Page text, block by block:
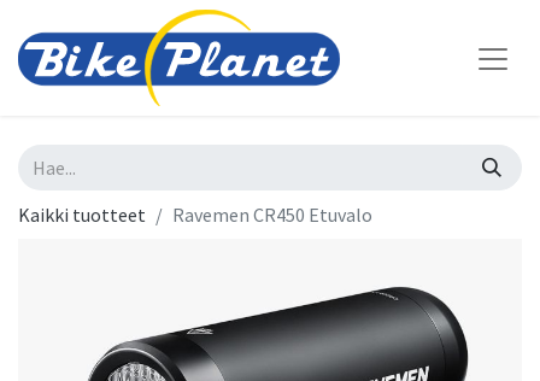
Kaikki tuotteet Ravemen CR450 Etuvalo